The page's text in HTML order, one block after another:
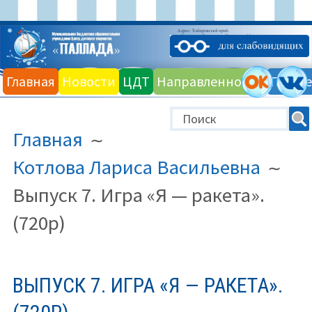
Перейти
к
содержимому
Главная Новости ЦДТ Направленности
НА
САЙТЕ
(ХЛЕБНЫЕ
КРОШКИ)
Главная
Котлова Лариса Васильевна
Выпуск 7. Игра «Я — ракета».
(720p)
ВЫПУСК 7. ИГРА «Я — РАКЕТА».